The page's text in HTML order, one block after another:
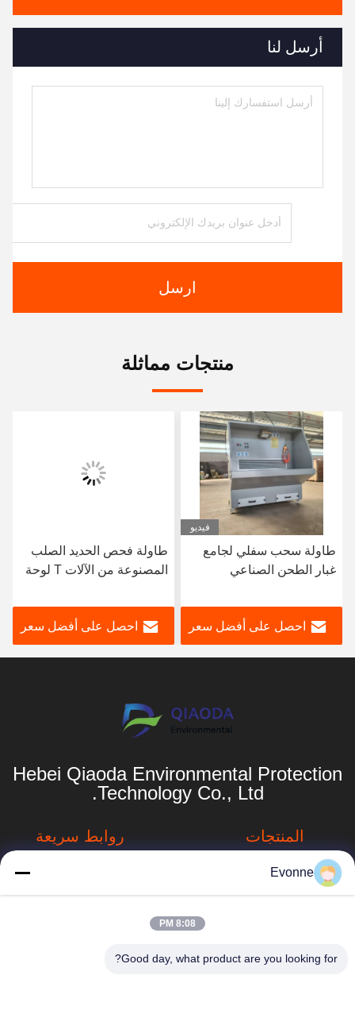
أرسل لنا
ارسل
منتجات مماثلة
فيديو
طاولة سحب سفلي لجامع
غبار الطحن الصناعي
احصل على أفضل سعر
طاولة فحص الحديد الصلب
المصنوعة من الآلات T لوحة
احصل على أفضل سعر
Hebei Qiaoda Environmental Protection
Technology Co., Ltd.
المنتجات
Dust Collection
جدول الهبوط
hbkedacc@gmail.com
86-0317-
روابط سريعة
Evonne
8:08 PM
Good day, what product are you looking for?